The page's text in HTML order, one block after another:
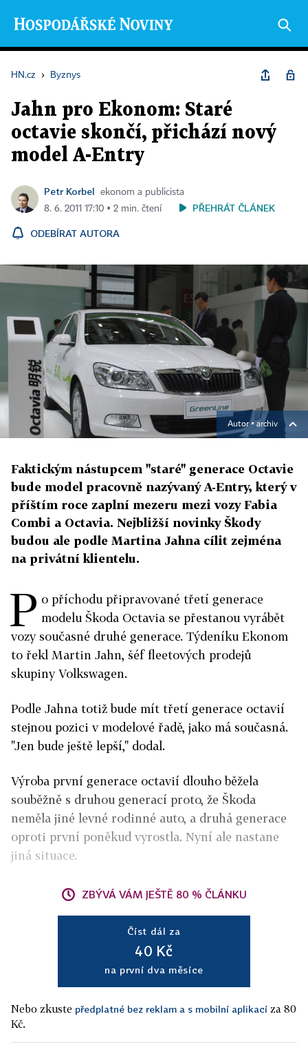
HN.cz › Byznys
Jahn pro Ekonom: Staré
octavie skončí, přichází nový
model A-Entry
Petr Korbel
ekonom a publicista
8. 6. 2011 17:10 ▪ 2 min. čtení
PŘEHRÁT ČLÁNEK
ODEBÍRAT AUTORA
Autor ▪ archiv
Faktickým nástupcem "staré" generace Octavie
bude model pracovně nazývaný A-Entry, který v
příštím roce zaplní mezeru mezi vozy Fabia
Combi a Octavia. Nejbližší novinky Škody
budou ale podle Martina Jahna cílit zejména
na privátní klientelu.
P o příchodu připravované třetí generace
modelu Škoda Octavia se přestanou vyrábět
vozy současné druhé generace. Týdeníku Ekonom
to řekl Martin Jahn, šéf fleetových prodejů
skupiny Volkswagen.
Podle Jahna totiž bude mít třetí generace octavií
stejnou pozici v modelové řadě, jako má současná.
"Jen bude ještě lepší," dodal.
Výroba první generace octavií dlouho běžela
souběžně s druhou generací proto, že Škoda
neměla jiné levné rodinné auto, a druhá generace
oproti první poněkud vyrostla. Nyní ale nastane
jiná situace.
ZBÝVÁ VÁM JEŠTĚ 80 % ČLÁNKU
Číst dál za
40 Kč
na první dva měsíce
Nebo zkuste předplatné bez reklam a s mobilní aplikací za 80
Kč.